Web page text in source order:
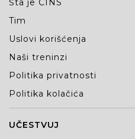
Šta je CINS
Tim
Uslovi korišćenja
Naši treninzi
Politika privatnosti
Politika kolačića
UČESTVUJ